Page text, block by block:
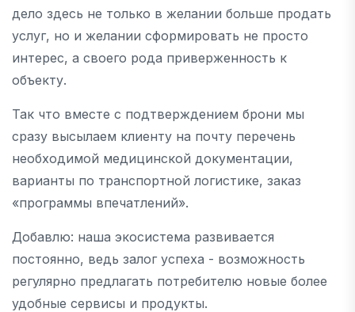
дело здесь не только в желании больше продать
услуг, но и желании сформировать не просто
интерес, а своего рода приверженность к
объекту.
Так что вместе с подтверждением брони мы
сразу высылаем клиенту на почту перечень
необходимой медицинской документации,
варианты по транспортной логистике, заказ
«программы впечатлений».
Добавлю: наша экосистема развивается
постоянно, ведь залог успеха - возможность
регулярно предлагать потребителю новые более
удобные сервисы и продукты.